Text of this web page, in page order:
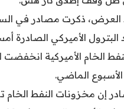
ذكرت مصادر في
الأميركي الصادرة
الخام الأميركية انخفضت
الأسبوع الماضي.